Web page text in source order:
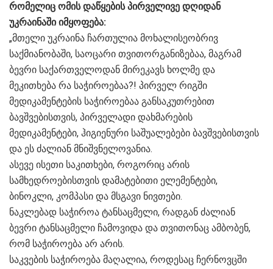
რომელიც ომის დაწყების პირველივე დღიდან
უკრაინაში იმყოფება:
„მთელი უკრაინა ჩართულია მოხალისეობრივ
საქმიანობაში, საოცარი თვითორგანიზებაა, მაგრამ
ბევრი საქართველოდან მირეკავს ხოლმე და
მეკითხება რა საჭიროებაა?! პირველ რიგში
მედიკამენტების საჭიროებაა განსაკუთრებით
ბავშვებისთვის, პირველადი დახმარების
მედიკამენტები, ჰიგიენური საშუალებები ბავშვებისთვის
და ეს ძალიან მნიშვნელოვანია.
ასევე ისეთი საკითხები, როგორიც არის
სამხედროებისთვის დამატებითი ელემენტები,
ბინოკლი, კომპასი და მსგავი ნივთები.
ნაკლებად საჭიროა ტანსაცმელი, რადგან ძალიან
ბევრი ტანსაცმელი ჩამოვიდა და თვითონაც ამბობენ,
რომ საჭიროება არ არის.
საკვების საჭიროება მაღალია, როდესაც ჩერნოვცში